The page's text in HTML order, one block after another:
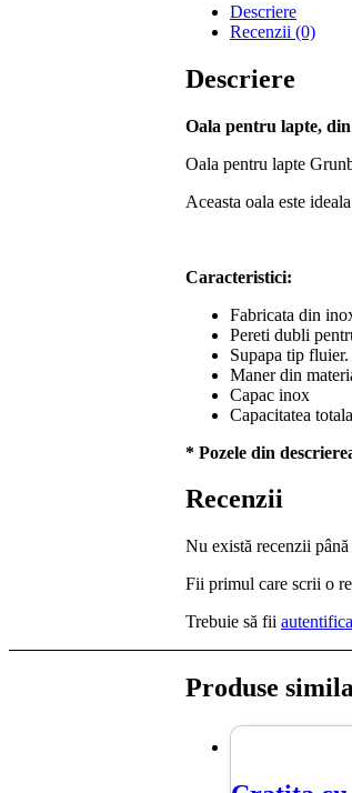
Descriere
Recenzii (0)
Descriere
Oala pentru lapte,
Oala pentru lapte
Aceasta oala este
Caracteristici:
Fabricata din
Pereti dubli
Supapa tip fluier.
Maner din
Capac inox
Capacitatea
* Pozele din
Recenzii
Nu există recenzii până
Fii primul care scrii o
Trebuie să fii
Produse